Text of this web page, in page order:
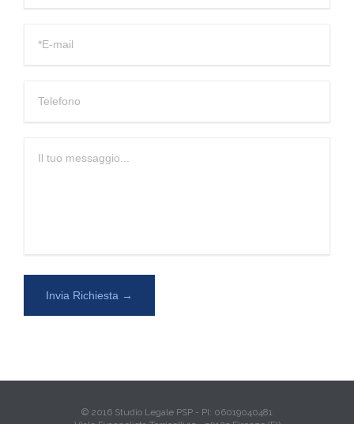
© 2016 Studio Legale PSP - PI: 06019040481